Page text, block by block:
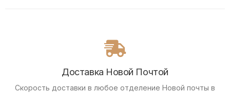
Доставка Новой Почтой
Скорость доставки в любое отделение Новой почты в